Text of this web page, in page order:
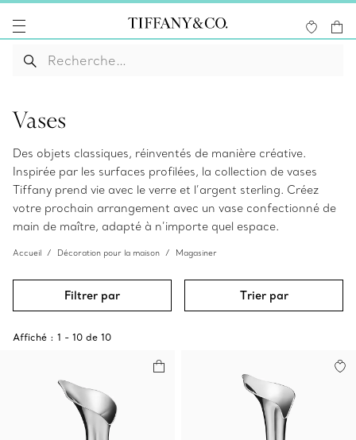
Vases
Des objets classiques, réinventés de manière créative.
Inspirée par les surfaces profilées, la collection de vases
Tiffany prend vie avec le verre et l’argent sterling. Créez
votre prochain arrangement avec un vase confectionné de
main de maître, adapté à n’importe quel espace.
Accueil Décoration pour la maison Magasiner
Filtrer par Trier par
Affiché : 1 - 10 de 10